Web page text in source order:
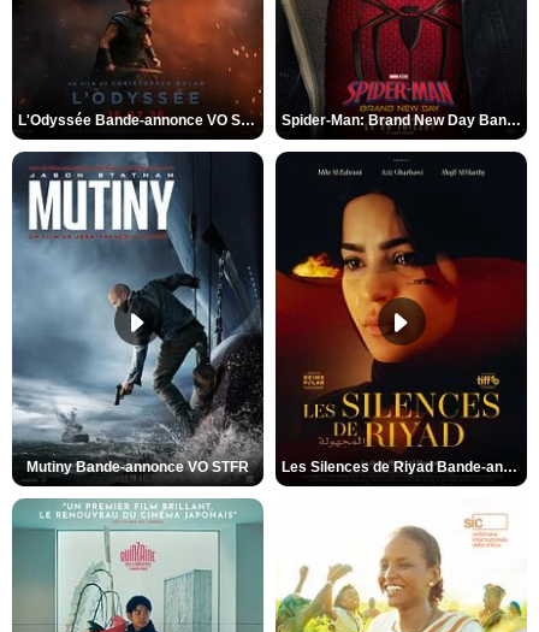
L'Odyssée Bande-annonce VO STFR Spider-Man: Brand New Day Bande-annonce VO STFR
Mutiny Bande-annonce VO STFR Les Silences de Riyad Bande-annonce VO STFR